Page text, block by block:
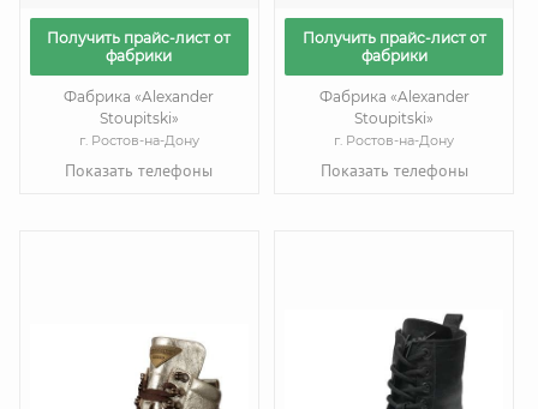
Получить прайс-лист от
фабрики
Фабрика «Alexander
Stoupitski»
г. Ростов-на-Дону
Показать телефоны
Получить прайс-лист от
фабрики
Фабрика «Alexander
Stoupitski»
г. Ростов-на-Дону
Показать телефоны